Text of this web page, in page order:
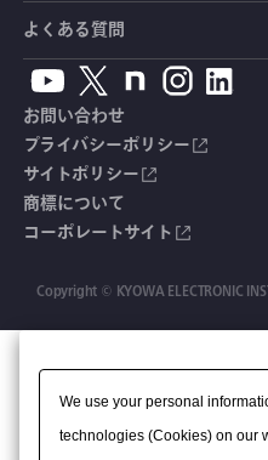
鉄筋計
沈下計
応力計
継目計
変位計
ホイールトルクセンサ
人体ダミー用センサ
ハンディ測定器（チェッ
鉄道用計測システム
自動車用計測システム
土木用計測システム
試験装置・システム
ケーブル・コネクタ
アクセサリ
製品・サービスTopics
オーダーメイド製品
生産終了製品
共和技報
単位変換表
用語集
カタログ・資料のダウンロー
生産終了製品一覧
拠点情報
よくあるご質問
CADデータ
ソフトウェアバージョンアッ
総合カタログ
安全データシート（SDS）
CE適合品 受注・販売状況
共和技報
イベント・展示会
よくある質問
お問い合わせ
プライバシーポリシー
サイトポリシー
商標について
コーポレートサイト
Copyright © KYOWA ELECTRONIC
We use your personal
technologies (Cookies) on our